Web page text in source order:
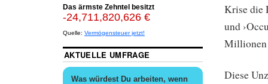
Krise die
und
Millionen
Diese
Das ärmste Zehntel besitzt
-24,711,820,640 €
Quelle: Vermögensteuer jetzt!
AKTUELLE UMFRAGE
Was würdest Du arbeiten, wenn